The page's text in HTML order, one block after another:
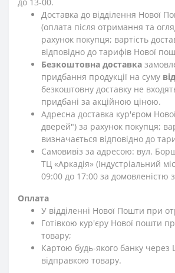
Доставка до відділення Нової
(оплата після отримання та
рахунок покупця; вартість
відповідно до тарифів Нової
Безкоштовна доставка
придбання продукції на суму
безкоштовну доставку не
придбані за акційною ціною.
Адресна доставка кур'єром
дверей") за рахунок покупця;
визначається відповідно до
Самовивіз за адресою: вул.
ТЦ «Аркадія» (Індустріальний
09:00 до 17:00 за домовленістю
Оплата
У відділенні Нової Пошти при
Готівкою кур'єру Нової пошти
товару;
Картою будь-якого банку через
відправкою товару.